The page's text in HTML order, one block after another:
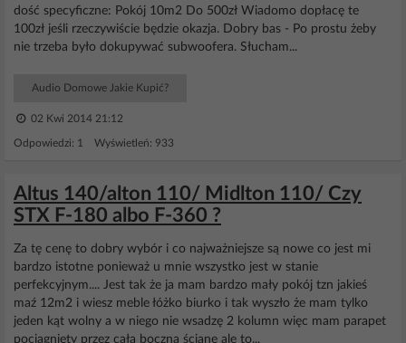
dość specyficzne: Pokój 10m2 Do 500zł Wiadomo dopłacę te
100zł jeśli rzeczywiście będzie okazja. Dobry bas - Po prostu żeby
nie trzeba było dokupywać subwoofera. Słucham...
Audio Domowe Jakie Kupić?
02 Kwi 2014 21:12
Odpowiedzi: 1 Wyświetleń: 933
Altus 140/alton 110/ Midlton 110/ Czy
STX F-180 albo F-360 ?
Za tę cenę to dobry wybór i co najważniejsze są nowe co jest mi
bardzo istotne ponieważ u mnie wszystko jest w stanie
perfekcyjnym.... Jest tak że ja mam bardzo mały pokój tzn jakieś
maź 12m2 i wiesz meble łóżko biurko i tak wyszło że mam tylko
jeden kąt wolny a w niego nie wsadzę 2 kolumn więc mam parapet
pociągnięty przez całą boczną ścianę ale to...